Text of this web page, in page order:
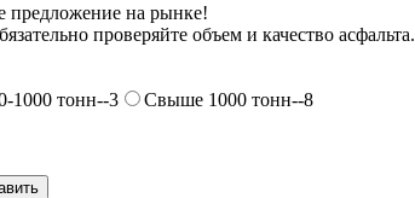
предложение на рынке!
проверяйте объем и качество асфальта.
1000 тонн--3 Свыше 1000 тонн--8